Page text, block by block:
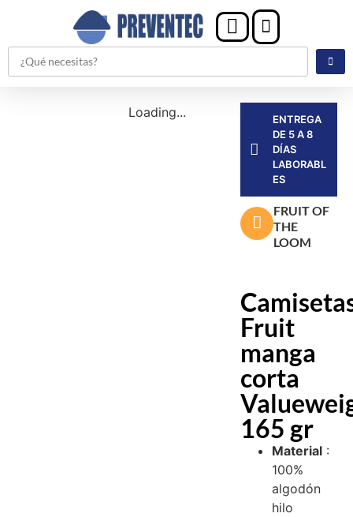
Loading...
ENTREGA
DE 5 A 8
DÍAS
LABORABL
ES
FRUIT OF
THE
LOOM
Fruit
manga
corta
165 gr
Material :
100%
algodón
hilo